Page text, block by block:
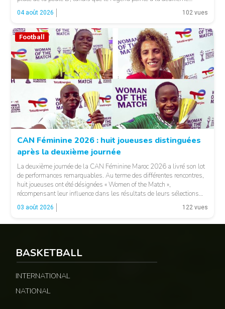
position du groupe C. Une configuration qui pourrait offrir, […]
04 août 2026 102 vues
Football
CAN Féminine 2026 : huit joueuses distinguées
après la deuxième journée
La deuxième journée de la CAN Féminine Maroc 2026 a livré son lot
de performances remarquables. Au terme des différentes rencontres,
huit joueuses ont été désignées « Women of the Match »,
récompensant leur influence dans les résultats de leurs sélections
respectives. Le Sénégal a vu Adji Ndiaye recevoir cette distinction,
tandis que le Maroc […]
03 août 2026 122 vues
BASKETBALL
INTERNATIONAL
NATIONAL